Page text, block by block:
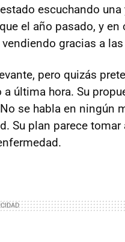
escuchando una
el año pasado, y
gracias a
pero quizás
última hora. Su
se habla en ningún
Su plan parece